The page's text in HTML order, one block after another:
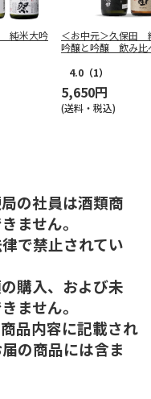
純米大吟
＜お中元＞久保田
吟醸と吟醸 飲み比
4.0 （1）
5,650円
(送料・税込)
の社員は酒類商
ません。
で禁止されてい
購入、および未
ません。
品内容に記載され
の商品には含ま